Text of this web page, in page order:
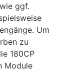
ggf.
Um
zu
180CP
Module